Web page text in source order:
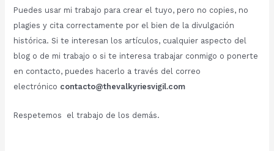
Puedes usar mi trabajo para crear el tuyo, pero no copies, no
plagies y cita correctamente por el bien de la divulgación
histórica. Si te interesan los artículos, cualquier aspecto del
blog o de mi trabajo o si te interesa trabajar conmigo o ponerte
en contacto, puedes hacerlo a través del correo
electrónico contacto@thevalkyriesvigil.com
Respetemos el trabajo de los demás.